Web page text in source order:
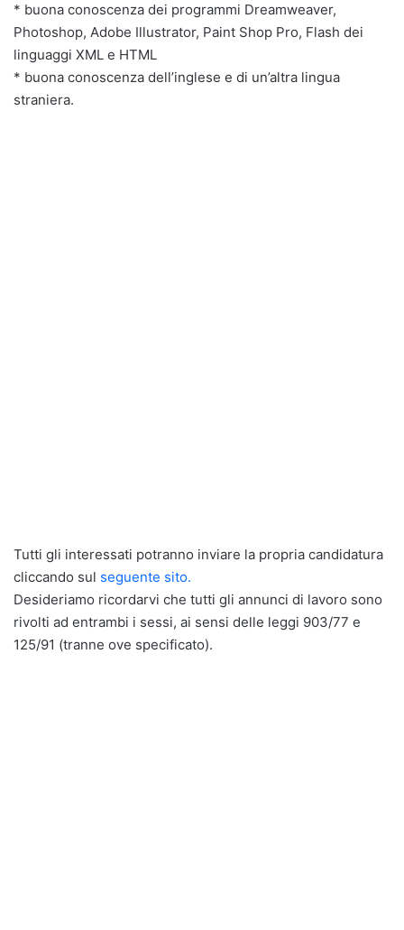
* buona conoscenza dei programmi Dreamweaver,
Photoshop, Adobe Illustrator, Paint Shop Pro, Flash dei
linguaggi XML e HTML
* buona conoscenza dell’inglese e di un’altra lingua
straniera.
Tutti gli interessati potranno inviare la propria candidatura
cliccando sul seguente sito.
Desideriamo ricordarvi che tutti gli annunci di lavoro sono
rivolti ad entrambi i sessi, ai sensi delle leggi 903/77 e
125/91 (tranne ove specificato).